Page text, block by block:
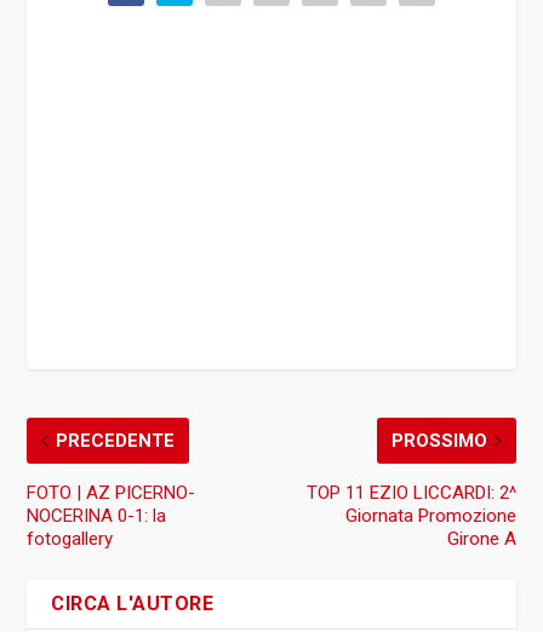
PRECEDENTE
FOTO | AZ PICERNO-
NOCERINA 0-1: la
fotogallery
PROSSIMO
TOP 11 EZIO LICCARDI: 2^
Giornata Promozione
Girone A
CIRCA L'AUTORE